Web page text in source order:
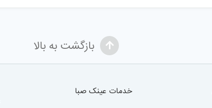
بازگشت به بالا
خدمات عینک صبا